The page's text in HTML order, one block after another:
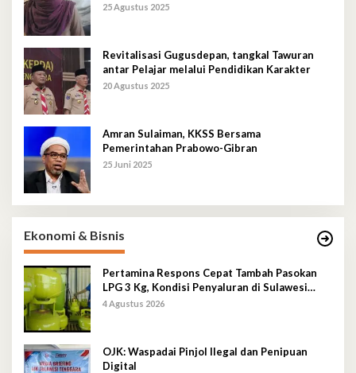
Berkelanjutan
25 Agustus 2025
Revitalisasi Gugusdepan, tangkal Tawuran
antar Pelajar melalui Pendidikan Karakter
20 Agustus 2025
Amran Sulaiman, KKSS Bersama
Pemerintahan Prabowo-Gibran
25 Juni 2025
Ekonomi & Bisnis
Pertamina Respons Cepat Tambah Pasokan
LPG 3 Kg, Kondisi Penyaluran di Sulawesi
Selatan Berlangsung Kondusif
4 Agustus 2026
OJK: Waspadai Pinjol Ilegal dan Penipuan
Digital